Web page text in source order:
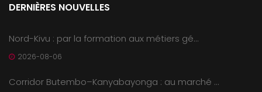
DERNIÈRES NOUVELLES
Nord-Kivu : par la formation aux métiers gé...
2026-08-06
Corridor Butembo–Kanyabayonga : au marché ...